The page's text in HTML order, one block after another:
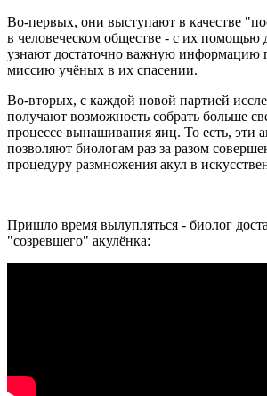
Во-первых, они выступают в качестве
в человеческом обществе - с их помощью
узнают достаточно важную информацию
миссию учёных в их спасении.
Во-вторых, с каждой новой партией
получают возможность собрать больше
процессе вынашивания яиц. То есть, эти
позволяют биологам раз за разом
процедуру размножения акул в
Пришло время вылупляться - биолог
"созревшего" акулёнка: